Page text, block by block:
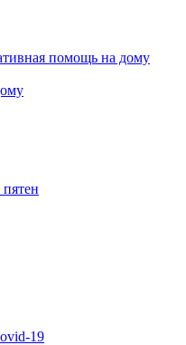
помощь на дому
19